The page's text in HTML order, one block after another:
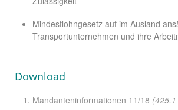
Mindestlohngesetz auf im Ausland
Transportunternehmen und ihre
Download
Mandanteninformationen 11/18